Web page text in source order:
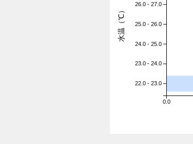
0.0
26.0 - 27.0
25.0 - 26.0
24.0 - 25.0
23.0 - 24.0
22.0 - 23.0
水温（℃）